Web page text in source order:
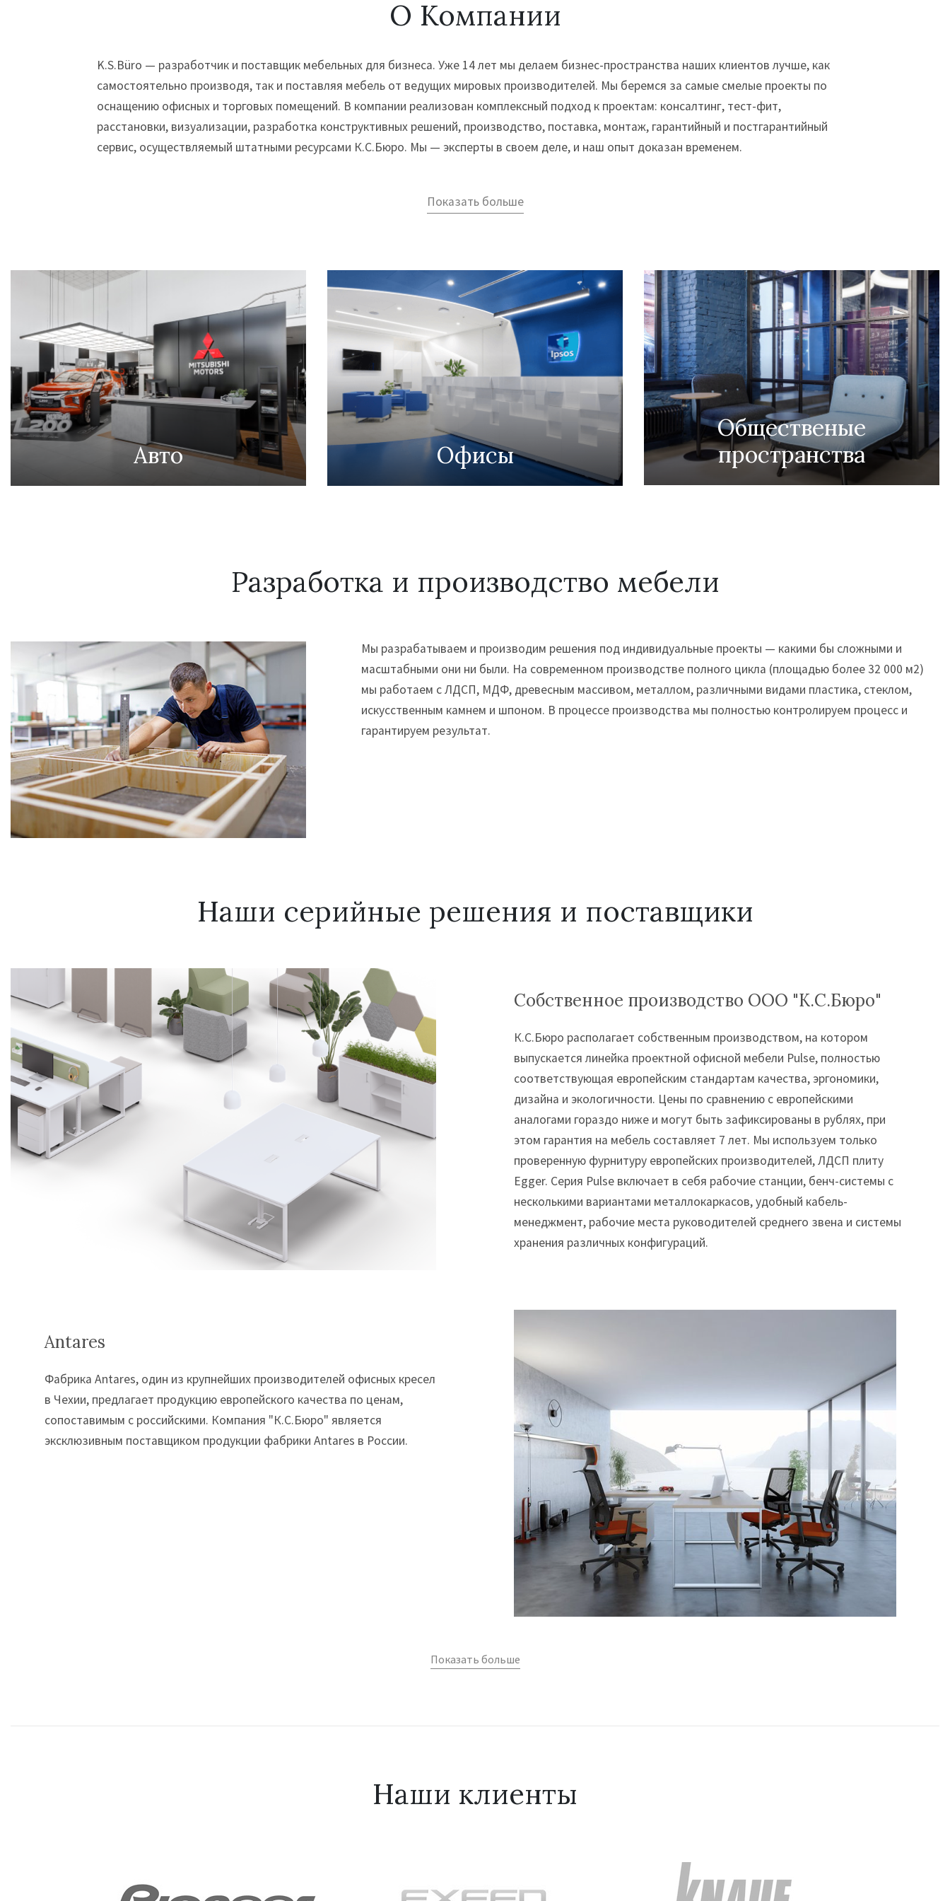
О Компании
K.S.Büro — разработчик и поставщик мебельных для бизнеса. Уже 14 лет мы делаем бизнес-пространства наших клиентов лучше, как
самостоятельно производя, так и поставляя мебель от ведущих мировых производителей. Мы беремся за самые смелые проекты по
оснащению офисных и торговых помещений. В компании реализован комплексный подход к проектам: консалтинг, тест-фит,
расстановки, визуализации, разработка конструктивных решений, производство, поставка, монтаж, гарантийный и постгарантийный
сервис, осуществляемый штатными ресурсами К.С.Бюро. Мы — эксперты в своем деле, и наш опыт доказан временем.
Показать больше
Авто Офисы
Общественые
пространства
Разработка и производство мебели
Мы разрабатываем и производим решения под индивидуальные проекты — какими бы сложными и
масштабными они ни были. На современном производстве полного цикла (площадью более 32 000 м2)
мы работаем с ЛДСП, МДФ, древесным массивом, металлом, различными видами пластика, стеклом,
искусственным камнем и шпоном. В процессе производства мы полностью контролируем процесс и
гарантируем результат.
Наши серийные решения и поставщики
Собственное производство ООО "К.С.Бюро"
К.С.Бюро располагает собственным производством, на котором
выпускается линейка проектной офисной мебели Pulse, полностью
соответствующая европейским стандартам качества, эргономики,
дизайна и экологичности. Цены по сравнению с европейскими
аналогами гораздо ниже и могут быть зафиксированы в рублях, при
этом гарантия на мебель составляет 7 лет. Мы используем только
проверенную фурнитуру европейских производителей, ЛДСП плиту
Egger. Серия Pulse включает в себя рабочие станции, бенч-системы с
несколькими вариантами металлокаркасов, удобный кабель-
менеджмент, рабочие места руководителей среднего звена и системы
хранения различных конфигураций.
Antares
Фабрика Antares, один из крупнейших производителей офисных кресел
в Чехии, предлагает продукцию европейского качества по ценам,
сопоставимым с российскими. Компания "К.С.Бюро" является
эксклюзивным поставщиком продукции фабрики Antares в России.
Показать больше
Наши клиенты